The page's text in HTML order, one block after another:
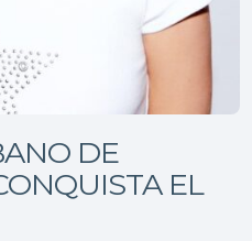
DE
EL